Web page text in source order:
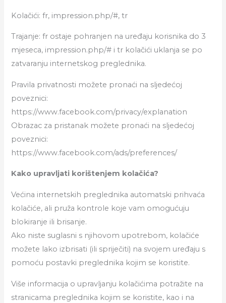
Kolačići: fr, impression.php/#, tr
Trajanje: fr ostaje pohranjen na uređaju korisnika do 3
mjeseca, impression.php/# i tr kolačići uklanja se po
zatvaranju internetskog preglednika.
Pravila privatnosti možete pronaći na sljedećoj
poveznici:
https://www.facebook.com/privacy/explanation
Obrazac za pristanak možete pronaći na sljedećoj
poveznici:
https://www.facebook.com/ads/preferences/
Kako upravljati korištenjem kolačića?
Većina internetskih preglednika automatski prihvaća
kolačiće, ali pruža kontrole koje vam omogućuju
blokiranje ili brisanje.
Ako niste suglasni s njihovom upotrebom, kolačiće
možete lako izbrisati (ili spriječiti) na svojem uređaju s
pomoću postavki preglednika kojim se koristite.
Više informacija o upravljanju kolačićima potražite na
stranicama preglednika kojim se koristite, kao i na